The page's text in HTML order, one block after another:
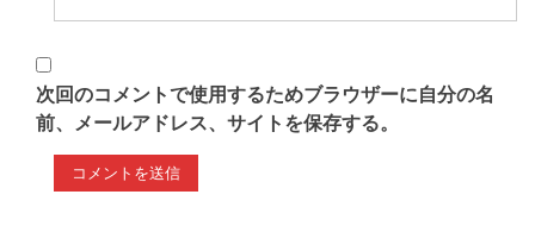
次回のコメントで使用するためブラウザーに自分の名
前、メールアドレス、サイトを保存する。